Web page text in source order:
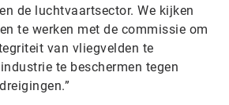
de luchtvaartsector. We kijken
te werken met de commissie om
van vliegvelden te
te beschermen tegen